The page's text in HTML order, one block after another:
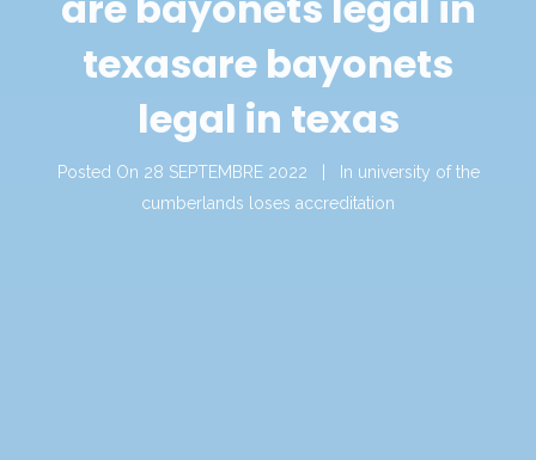
texasare bayonets
legal in texas
Posted On 28 SEPTEMBRE 2022 In university of the
cumberlands loses accreditation